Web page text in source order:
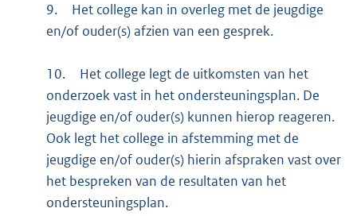
9.
Het college kan in overleg met de jeugdige
en/of ouder(s) afzien van een gesprek.
10.
Het college legt de uitkomsten van het
onderzoek vast in het ondersteuningsplan. De
jeugdige en/of ouder(s) kunnen hierop reageren.
Ook legt het college in afstemming met de
jeugdige en/of ouder(s) hierin afspraken vast over
het bespreken van de resultaten van het
ondersteuningsplan.